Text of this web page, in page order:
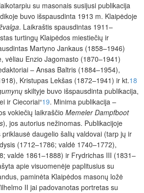
su masonais susijusi publikacija
buvo išspausdinta 1913 m. Klaipėdoje
. Laikraštis spausdintas 1911–
turtingų Klaipėdos miestiečių ir
Martyno Jankaus (1858–1946)
vėliau Enzio Jagomasto (1870–1941)
– Ansas Baltris (1884–1954),
Kristupas Lekšas (1872–1941) ir kt.18
skiltyje buvo išspausdinta publikacija,
ir Ciecoriai“19. Minima publikacija –
vokiečių laik­raščio Memeler Dampfboot
), jos autorius nežinomas. Publikacijoje
daugelio šalių valdovai (tarp jų ir
(1712–1786; valdė 1740–1772),
valdė 1861–1888) ir Frydrichas III (1831–
apie visuomenėje paplitusius su
paminėta Klaipėdos masonų ložė
II jai padovanotas portretas su